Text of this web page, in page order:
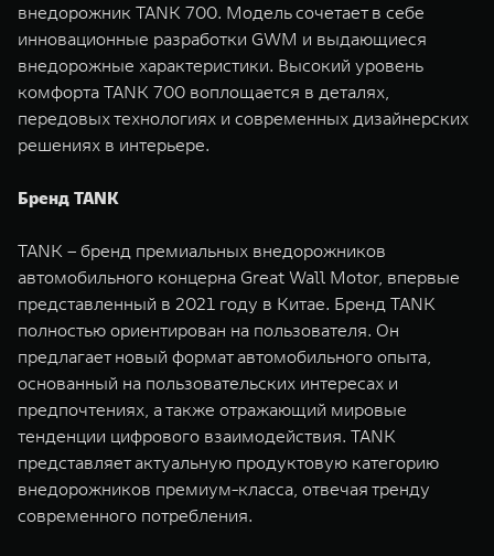
внедорожник TANK 700. Модель сочетает в себе
инновационные разработки GWM и выдающиеся
внедорожные характеристики. Высокий уровень
комфорта TANK 700 воплощается в деталях,
передовых технологиях и современных дизайнерских
решениях в интерьере.
Бренд TANK
TANK – бренд премиальных внедорожников
автомобильного концерна Great Wall Motor, впервые
представленный в 2021 году в Китае. Бренд TANK
полностью ориентирован на пользователя. Он
предлагает новый формат автомобильного опыта,
основанный на пользовательских интересах и
предпочтениях, а также отражающий мировые
тенденции цифрового взаимодействия. TANK
представляет актуальную продуктовую категорию
внедорожников премиум-класса, отвечая тренду
современного потребления.